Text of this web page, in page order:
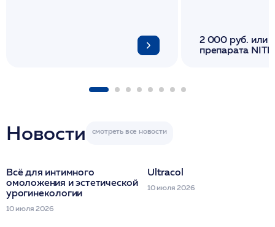
2 000 руб. или
препарата
Новости
Всё для интимного
омоложения и эстетической
урогинекологии
10 июля 2026
Ultracol
10 июля 2026